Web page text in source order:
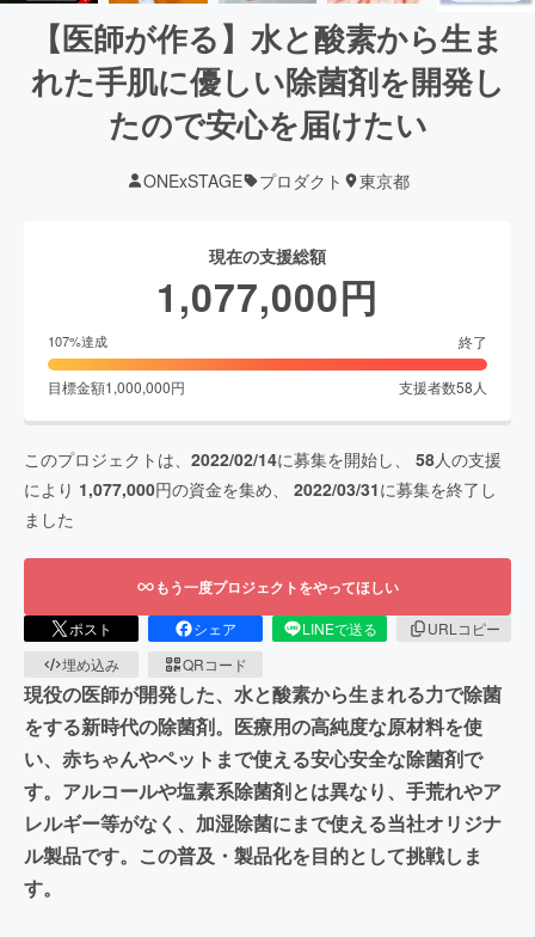
【医師が作る】水と酸素から生ま
れた手肌に優しい除菌剤を開発し
たので安心を届けたい
ONExSTAGE プロダクト 東京都
現在の支援総額
1,077,000円
107%達成 終了
目標金額1,000,000円 支援者数58 人
このプロジェクトは、 2022/02/14に募集を開始し、 58人の支援
により 1,077,000円の資金を集め、 2022/03/31に募集を終了し
ました
もう一度プロジェクトをやってほしい
ポスト シェア LINEで送る
URLコピー
埋め込み
QRコード
現役の医師が開発した、水と酸素から生まれる力で除菌
をする新時代の除菌剤。医療用の高純度な原材料を使
い、赤ちゃんやペットまで使える安心安全な除菌剤で
す。アルコールや塩素系除菌剤とは異なり、手荒れやア
レルギー等がなく、加湿除菌にまで使える当社オリジナ
ル製品です。この普及・製品化を目的として挑戦しま
す。